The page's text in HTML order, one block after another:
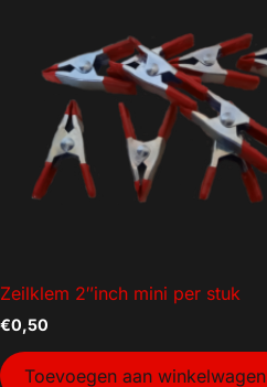
Zeilklem 2″inch mini per stuk
€0,50
Toevoegen aan winkelwagen